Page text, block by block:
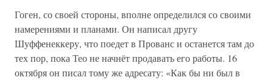
Гоген, со своей стороны, вполне определился со своими
намерениями и планами. Он написал другу
Шуффенеккеру, что поедет в Прованс и останется там до
тех пор, пока Тео не начнёт продавать его работы. 16
октября он писал тому же адресату: «Как бы ни был в